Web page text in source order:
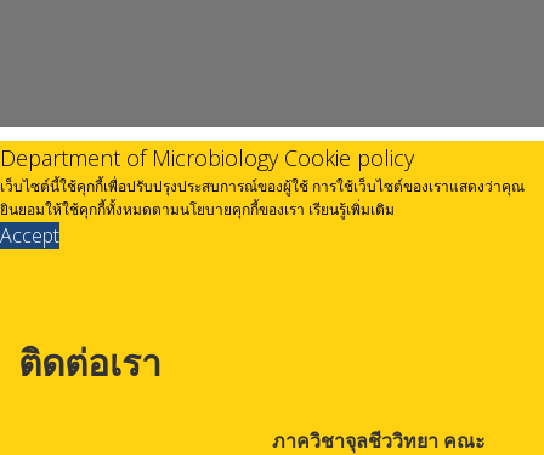
Department of Microbiology Cookie policy
เว็บไซต์นี้ใช้คุกกี้เพื่อปรับปรุงประสบการณ์ของผู้ใช้ การใช้เว็บไซต์ของเราแสดงว่าคุณ
ยินยอมให้ใช้คุกกี้ทั้งหมดตามนโยบายคุกกี้ของเรา เรียนรู้เพิ่มเติม
Accept
ติดต่อเรา
ภาควิชาจุลชีววิทยา คณะ